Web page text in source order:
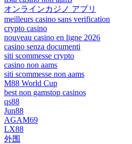
オンラインカジノ アプリ
meilleurs casino sans verification
crypto casino
nouveau casino en ligne 2026
casino senza documenti
siti scommesse crypto
casino non aams
siti scommesse non aams
M88 World Cup
best non gamstop casinos
qs88
Jun88
AGAM69
LX88
外围